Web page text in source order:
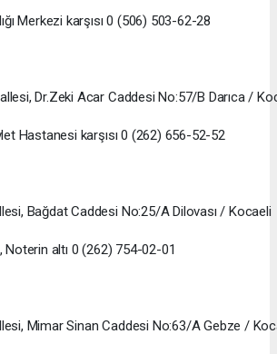
Merkezi karşısı 0 (506) 503-62-28
Dr.Zeki Acar Caddesi No:57/B Darıca /
Hastanesi karşısı 0 (262) 656-52-52
Bağdat Caddesi No:25/A Dilovası / Kocaeli
Noterin altı 0 (262) 754-02-01
Mimar Sinan Caddesi No:63/A Gebze /